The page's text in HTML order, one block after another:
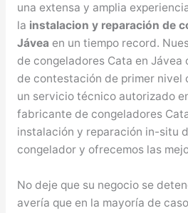
una extensa y amplia
la instalacion y reparación de
Jávea en un tiempo record.
de congeladores Cata en Jávea
de contestación de primer nivel
un servicio técnico autorizado
fabricante de congeladores
instalación y reparación in-situ
congelador y ofrecemos las
No deje que su negocio se
avería que en la mayoría de